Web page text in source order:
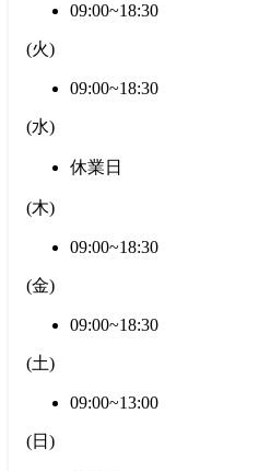
09:00~18:30
(火)
09:00~18:30
(水)
休業日
(木)
09:00~18:30
(金)
09:00~18:30
(土)
09:00~13:00
(日 )